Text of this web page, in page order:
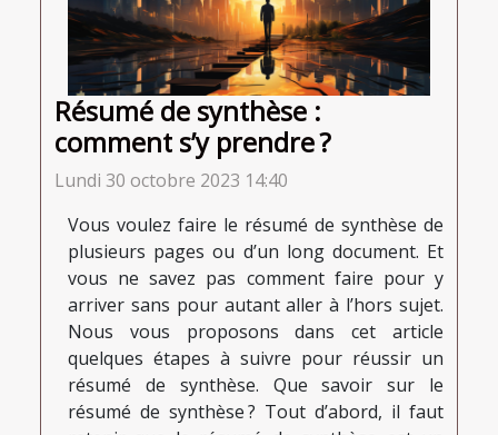
Résumé de synthèse :
comment s’y prendre ?
Lundi 30 octobre 2023 14:40
Vous voulez faire le résumé de synthèse de
plusieurs pages ou d’un long document. Et
vous ne savez pas comment faire pour y
arriver sans pour autant aller à l’hors sujet.
Nous vous proposons dans cet article
quelques étapes à suivre pour réussir un
résumé de synthèse. Que savoir sur le
résumé de synthèse ? Tout d’abord, il faut